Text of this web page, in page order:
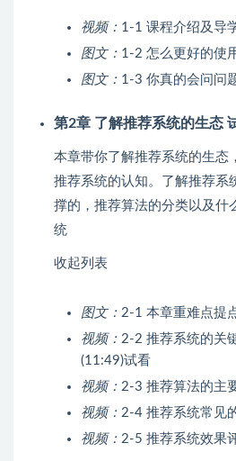
视频： 1-1 课程介绍及导
图文： 1-2 怎么更好的使
图文： 1-3 你真的会问问
第2章 了解推荐系统的生态
本章带你了解推荐系统的生态
推荐系统的认知。了解推荐系
撑的，推荐算法的分类以及什
统
收起列表
图文： 2-1 本章重难点提
视频： 2-2 推荐系统的关
(11:49)试看
视频： 2-3 推荐算法的主
视频： 2-4 推荐系统常见
视频： 2-5 推荐系统效果